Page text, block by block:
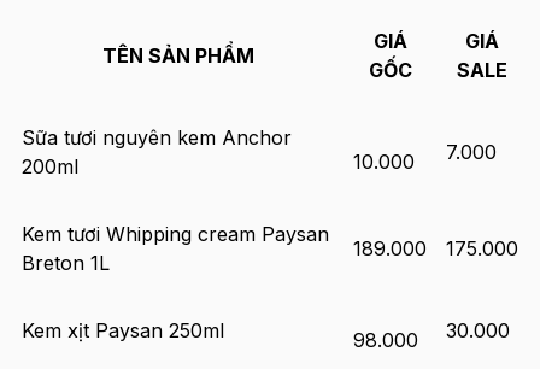
TÊN SẢN PHẨM
GIÁ
GỐC
GIÁ
SALE
Sữa tươi nguyên kem Anchor
200ml
10.000 7.000
Kem tươi Whipping cream Paysan
Breton 1L
189.000 175.000
Kem xịt Paysan 250ml 98.000 30.000